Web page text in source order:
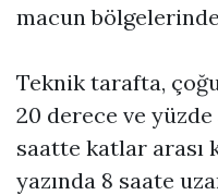
macun
Teknik tarafta,
20 derece ve yüzde
saatte katlar arası
yazında 8 saate